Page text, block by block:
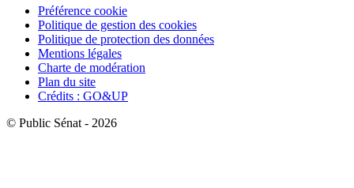
Préférence cookie
Politique de gestion des cookies
Politique de protection des données
Mentions légales
Charte de modération
Plan du site
Crédits : GO&UP
© Public Sénat - 2026